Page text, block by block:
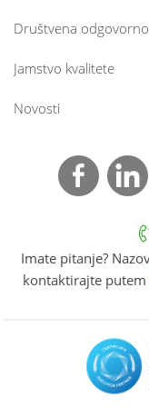
Društvena
Jamstvo kvalitete
Novosti
Imate pitanje?
kontaktirajte putem